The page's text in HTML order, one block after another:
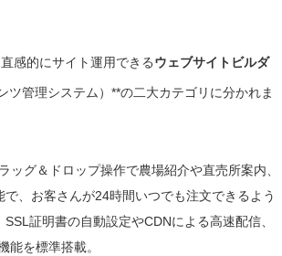
感的にサイト運用できるウェブサイトビルダ
ツ管理システム）**の二大カテゴリに分かれま
グ＆ドロップ操作で農場紹介や直売所案内、
、お客さんが24時間いつでも注文できるよう
証明書の自動設定やCDNによる高速配信、
能を標準搭載。